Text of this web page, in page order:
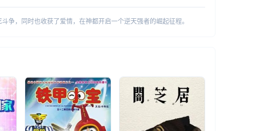
争，同时也收获了爱情，在神都开启一个逆天强者的崛起征程。